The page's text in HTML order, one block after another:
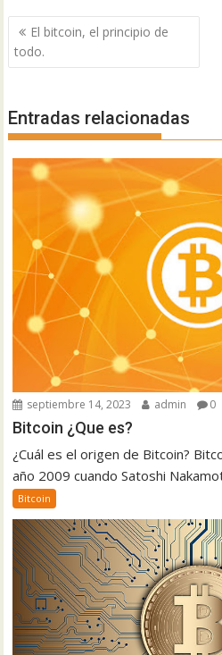
Navegación
de
entradas
El bitcoin, el principio de
todo.
Entradas relacionadas
septiembre 14, 2023 admin 0
Bitcoin ¿Que es?
¿Cuál es el origen de Bitcoin?
año 2009 cuando Satoshi
Bitcoin